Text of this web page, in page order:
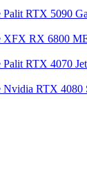
RTX 5090
XFX RX 6800
Palit RTX 4070
Nvidia RTX 4080